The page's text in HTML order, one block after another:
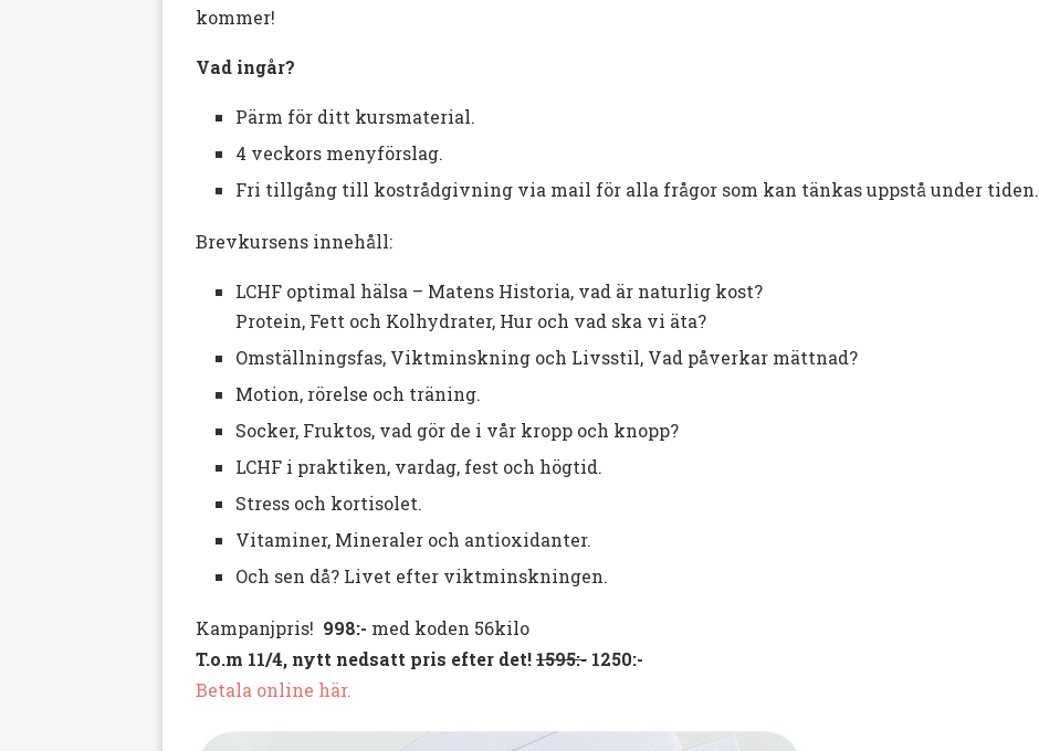
kommer!
Vad ingår?
Pärm för ditt kursmaterial.
4 veckors menyförslag.
Fri tillgång till kostrådgivning via mail för alla frågor som kan tänkas uppstå under tiden.
Brevkursens innehåll:
LCHF optimal hälsa – Matens Historia, vad är naturlig kost?
Protein, Fett och Kolhydrater, Hur och vad ska vi äta?
Omställningsfas, Viktminskning och Livsstil, Vad påverkar mättnad?
Motion, rörelse och träning.
Socker, Fruktos, vad gör de i vår kropp och knopp?
LCHF i praktiken, vardag, fest och högtid.
Stress och kortisolet.
Vitaminer, Mineraler och antioxidanter.
Och sen då? Livet efter viktminskningen.
Kampanjpris! 998:- med koden 56kilo
T.o.m 11/4, nytt nedsatt pris efter det!1595:- 1250:-
Betala online här.